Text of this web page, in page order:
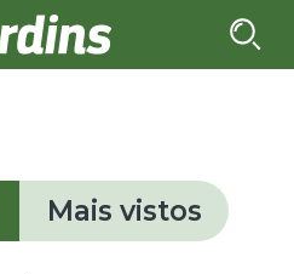
Mais vistos